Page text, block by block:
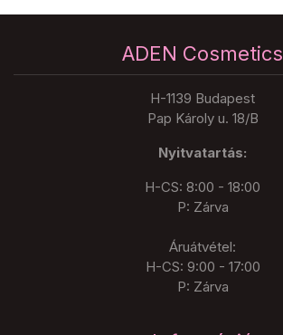
ADEN Cosmetics
H-1139 Budapest
Pap Károly u. 18/B
Nyitvatartás:
H-CS: 8:00 - 18:00
P: Zárva
Áruátvétel:
H-CS: 9:00 - 17:00
P: Zárva